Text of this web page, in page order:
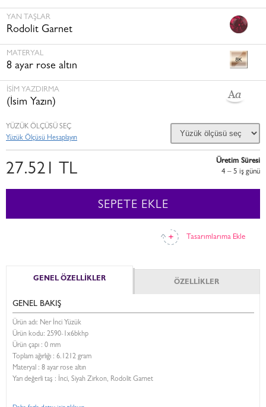
YAN TAŞLAR
Rodolit Garnet
MATERYAL
8 ayar rose altın
İSİM YAZDIRMA
(İsim Yazın)
Tasarımlarıma Ekle
YÜZÜK ÖLÇÜSÜ SEÇ
Yüzük Ölçüsü Hesaplayın
27.521 TL
Üretim Süresi
4 – 5 i̇ş günü
SEPETE EKLE
GENEL ÖZELLİKLER ÖZELLİKLER
GENEL BAKIŞ
Ürün adı: Ner İnci Yüzük
Ürün kodu: 2590-1x6bkhp
Ürün çapı : 0 mm
Toplam ağırlığı : 6.1212 gram
Materyal : 8 ayar rose altın
Yarı değerli taş : İnci, Siyah Zirkon, Rodolit Garnet